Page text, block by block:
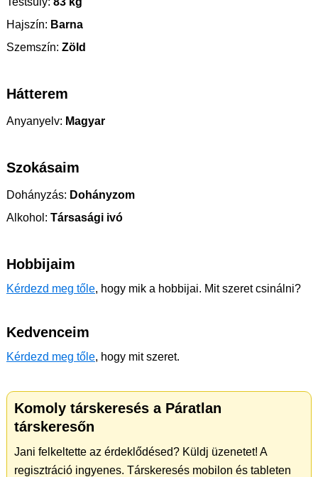
Hajszín: Barna
Szemszín: Zöld
Hátterem
Anyanyelv: Magyar
Szokásaim
Dohányzás: Dohányzom
Alkohol: Társasági ivó
Hobbijaim
Kérdezd meg tőle, hogy mik a hobbijai. Mit szeret csinálni?
Kedvenceim
Kérdezd meg tőle, hogy mit szeret.
Komoly társkeresés a Páratlan
társkeresőn
Jani felkeltette az érdeklődésed? Küldj üzenetet! A
regisztráció ingyenes. Társkeresés mobilon és tableten